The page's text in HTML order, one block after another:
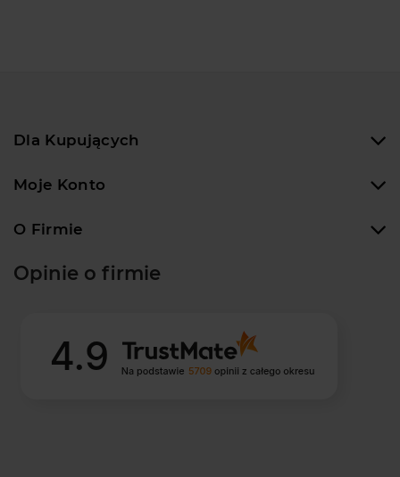
Dla Kupujących
Moje Konto
O Firmie
Opinie o firmie